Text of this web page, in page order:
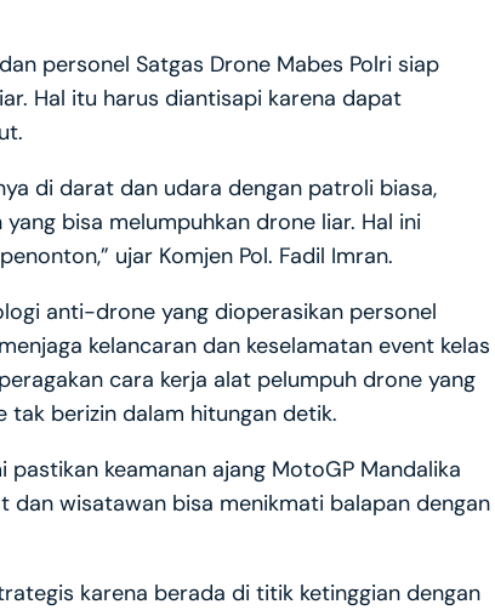
personel Satgas Drone Mabes Polri siap
Hal itu harus diantisapi karena dapat
di darat dan udara dengan patroli biasa,
bisa melumpuhkan drone liar. Hal ini
ujar Komjen Pol. Fadil Imran.
anti-drone yang dioperasikan personel
kelancaran dan keselamatan event kelas
cara kerja alat pelumpuh drone yang
tak berizin dalam hitungan detik.
keamanan ajang MotoGP Mandalika
wisatawan bisa menikmati balapan dengan
karena berada di titik ketinggian dengan